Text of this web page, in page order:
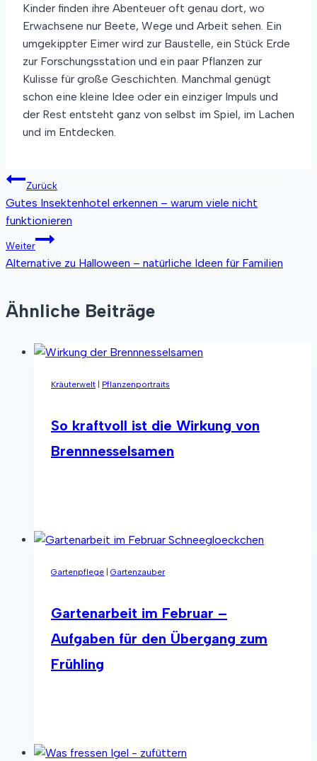
Kinder finden ihre Abenteuer oft genau dort, wo
Erwachsene nur Beete, Wege und Arbeit sehen. Ein
umgekippter Eimer wird zur Baustelle, ein Stück Erde
zur Forschungsstation und ein paar Pflanzen zur
Kulisse für große Geschichten. Manchmal genügt
schon eine kleine Idee oder ein einziger Impuls und
der Rest entsteht ganz von selbst im Spiel, im Lachen
und im Entdecken.
Beitragsnavigation
Zurück
Gutes Insektenhotel erkennen – warum viele nicht
funktionieren
Weiter
Alternative zu Halloween – natürliche Ideen für Familien
Ähnliche Beiträge
Kräuterwelt | Pflanzenportraits
So kraftvoll ist die Wirkung von
Brennnesselsamen
die
von
Gartenpflege | Gartenzauber
Gartenarbeit im Februar –
Aufgaben für den Übergang zum
Frühling
–